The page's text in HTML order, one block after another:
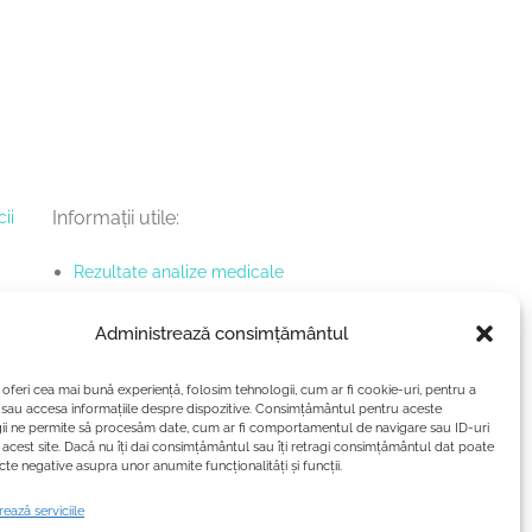
Administrează consimțământul
cea mai bună experiență, folosim tehnologii, cum ar fi cookie-uri, pentru a
accesa informațiile despre dispozitive. Consimțământul pentru aceste
ne permite să procesăm date, cum ar fi comportamentul de navigare sau ID-uri
site. Dacă nu îți dai consimțământul sau îți retragi consimțământul dat poate
negative asupra unor anumite funcționalități și funcții.
serviciile
Informații utile:
Rezultate analize medicale
Politică de confidențialitate
Politica cookies